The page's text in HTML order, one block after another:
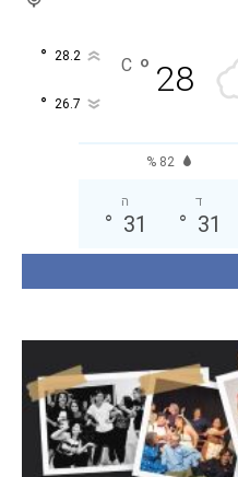
28
°
C
28.2
°
26.7
°
82 %
ד
31
°
ה
31
°